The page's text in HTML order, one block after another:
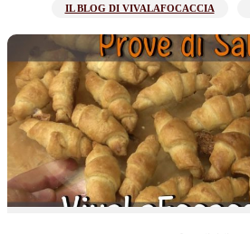
IL BLOG DI VIVALAFOCACCIA